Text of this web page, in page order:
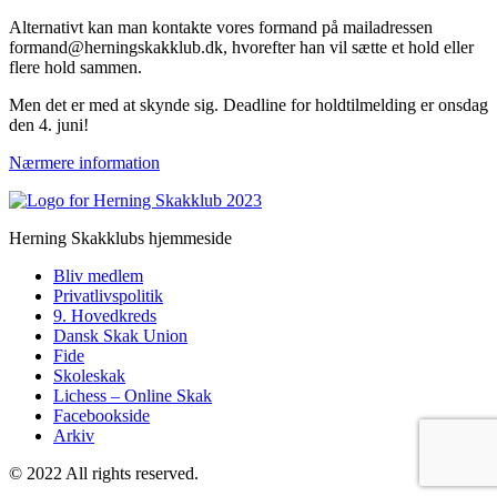
Alternativt kan man kontakte vores formand på mailadressen
formand@herningskakklub.dk, hvorefter han vil sætte et hold eller
flere hold sammen.
Men det er med at skynde sig. Deadline for holdtilmelding er onsdag
den 4. juni!
Nærmere information
Herning Skakklubs hjemmeside
Bliv medlem
Privatlivspolitik
9. Hovedkreds
Dansk Skak Union
Fide
Skoleskak
Lichess – Online Skak
Facebookside
Arkiv
© 2022 All rights reserved.